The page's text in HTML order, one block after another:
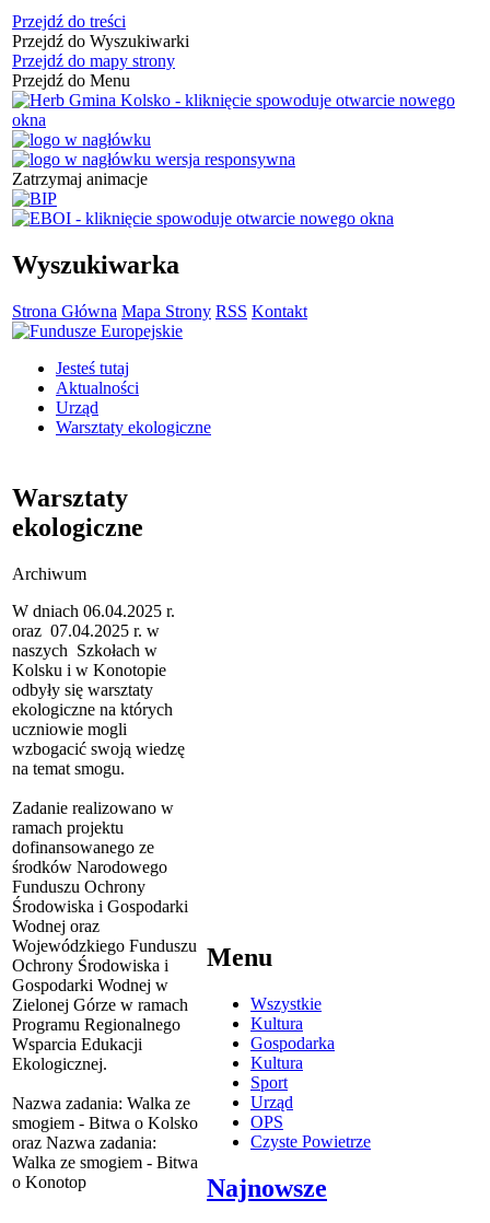
Przejdź do treści
Przejdź do Wyszukiwarki
Przejdź do mapy strony
Przejdź do Menu
Zatrzymaj animacje
Wyszukiwarka
Strona Główna Mapa Strony RSS Kontakt
Jesteś tutaj
Aktualności
Urząd
Warsztaty ekologiczne
Warsztaty
ekologiczne
Archiwum
W dniach 06.04.2025 r.
oraz 07.04.2025 r. w
naszych Szkołach w
Kolsku i w Konotopie
odbyły się warsztaty
ekologiczne na których
uczniowie mogli
wzbogacić swoją wiedzę
na temat smogu.
Zadanie realizowano w
ramach projektu
dofinansowanego ze
środków Narodowego
Funduszu Ochrony
Środowiska i Gospodarki
Wodnej oraz
Wojewódzkiego Funduszu
Ochrony Środowiska i
Gospodarki Wodnej w
Zielonej Górze w ramach
Programu Regionalnego
Wsparcia Edukacji
Ekologicznej.
Nazwa zadania: Walka ze
smogiem - Bitwa o Kolsko
oraz Nazwa zadania:
Walka ze smogiem - Bitwa
o Konotop
Menu
Wszystkie
Kultura
Gospodarka
Kultura
Sport
Urząd
OPS
Czyste Powietrze
Najnowsze